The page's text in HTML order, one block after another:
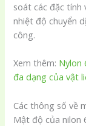
soát các đặc
nhiệt độ chuyển
công.
Xem thêm: Nylon
đa dạng của vật
Các thông số về
Mật độ của nilon